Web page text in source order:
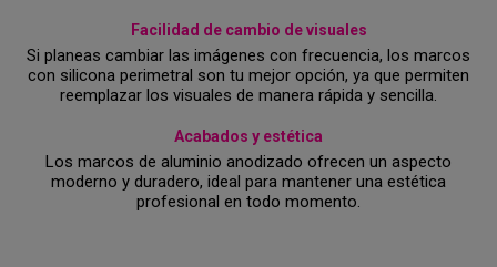
Facilidad de cambio de visuales
Si planeas cambiar las imágenes con frecuencia, los marcos
con silicona perimetral son tu mejor opción, ya que permiten
reemplazar los visuales de manera rápida y sencilla.
Acabados y estética
Los marcos de aluminio anodizado ofrecen un aspecto
moderno y duradero, ideal para mantener una estética
profesional en todo momento.